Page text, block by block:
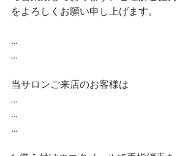
をよろしくお願い申し上げます。
…
…
当サロンご来店のお客様は
…
…
…